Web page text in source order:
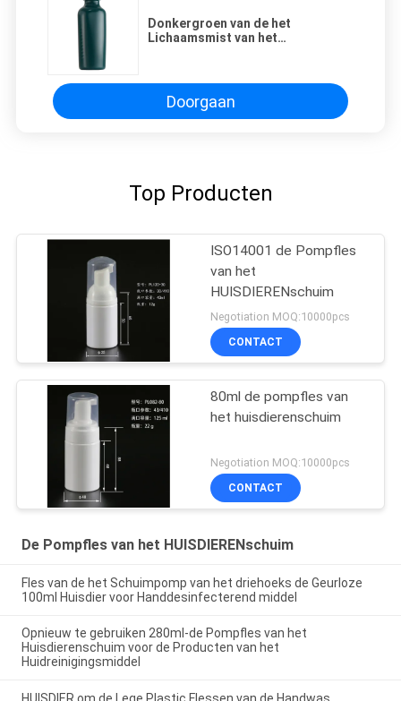
Donkergroen van de het
Lichaamsmist van het
Parfum Spra
Doorgaan
Top Producten
ISO14001 de Pompfles
van het
HUISDIERENschuim
Negotiation MOQ:10000pcs
CONTACT
80ml de pompfles van
het huisdierenschuim
Negotiation MOQ:10000pcs
CONTACT
De Pompfles van het HUISDIERENschuim
Fles van de het Schuimpomp van het driehoeks de Geurloze
100ml Huisdier voor Handdesinfecterend middel
Opnieuw te gebruiken 280ml-de Pompfles van het
Huisdierenschuim voor de Producten van het
Huidreinigingsmiddel